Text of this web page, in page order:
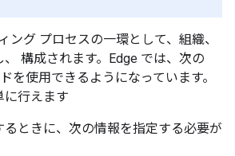
ング プロセスの一環として、組織、
構成されます。Edge では、次の
を使用できるようになっています。
に行えます
ときに、次の情報を指定する必要が